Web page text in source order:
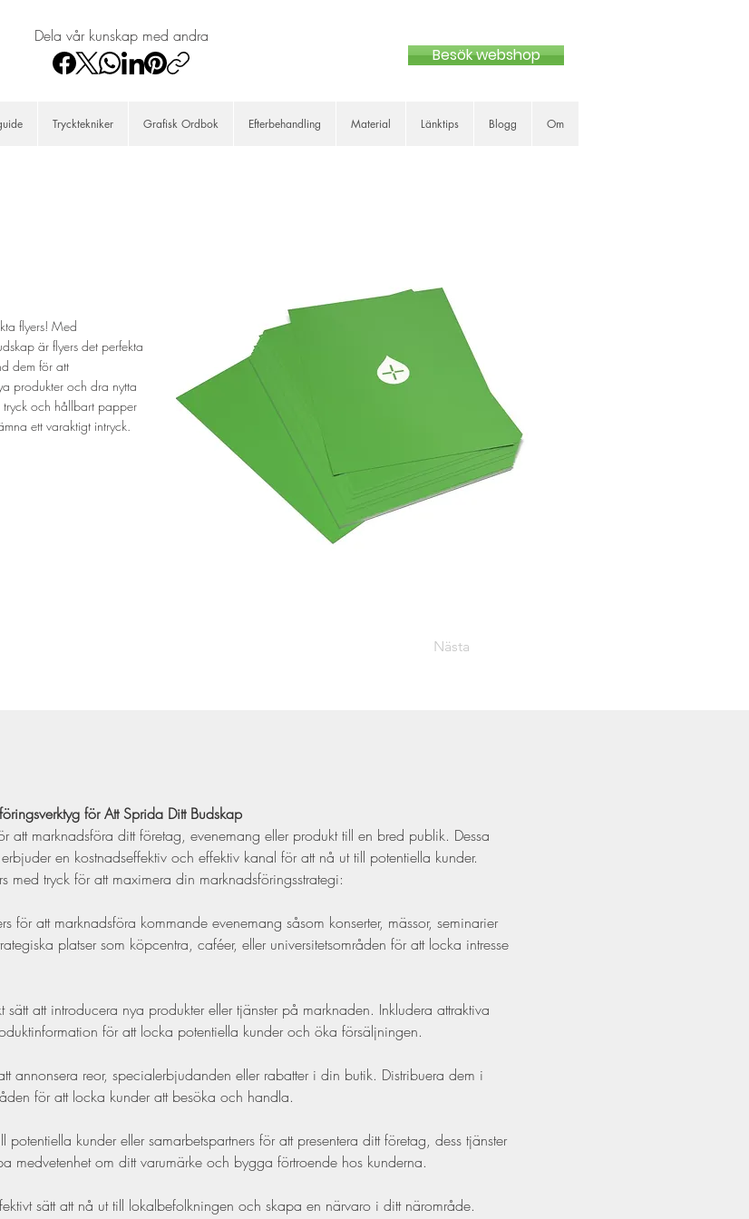
Trycktekniker Grafisk Ordbok Efterbehandling Material Länktips Blogg Om
Dela vår kunskap med andra
Besök webshop
flyers! Med
är flyers det perfekta
dem för att
produkter och dra nytta
och hållbart papper
ett varaktigt intryck.
Nästa
för Att Sprida Ditt Budskap
att marknadsföra ditt företag, evenemang eller produkt till en bred publik. Dessa
en kostnadseffektiv och effektiv kanal för att nå ut till potentiella kunder.
med tryck för att maximera din marknadsföringsstrategi:
för att marknadsföra kommande evenemang såsom konserter, mässor, seminarier
platser som köpcentra, caféer, eller universitetsområden för att locka intresse
sätt att introducera nya produkter eller tjänster på marknaden. Inkludera attraktiva
för att locka potentiella kunder och öka försäljningen.
annonsera reor, specialerbjudanden eller rabatter i din butik. Distribuera dem i
för att locka kunder att besöka och handla.
potentiella kunder eller samarbetspartners för att presentera ditt företag, dess tjänster
medvetenhet om ditt varumärke och bygga förtroende hos kunderna.
sätt att nå ut till lokalbefolkningen och skapa en närvaro i ditt närområde.